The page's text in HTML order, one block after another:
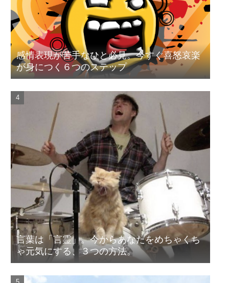
感情表現が苦手なひと必見。今すぐ喜怒哀楽
が身につく６つのステップ
言葉は「言霊」。今からあなたをめちゃくち
ゃ元気にする、３つの方法。